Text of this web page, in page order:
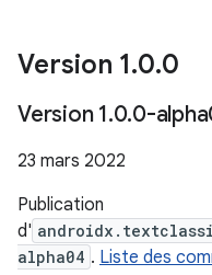
Version 1.0.0
Version 1.0.0-
23 mars 2022
Publication
d'
alpha04 . Liste des